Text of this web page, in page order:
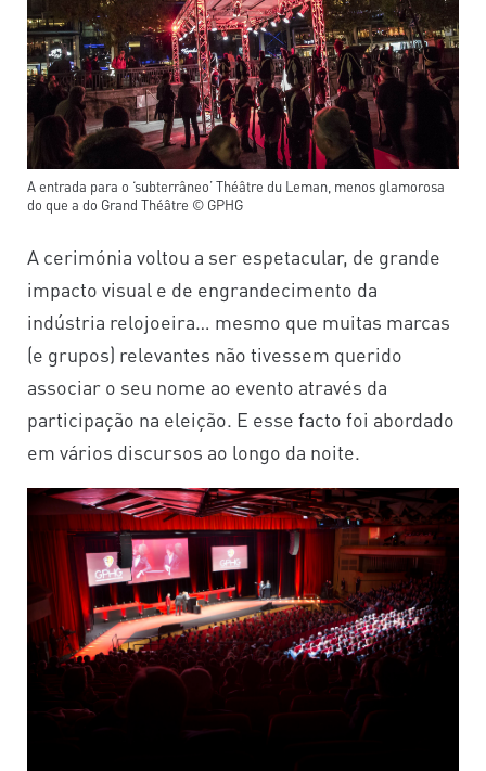
A entrada para o ‘subterrâneo’ Théâtre du Leman, menos glamorosa
do que a do Grand Théâtre © GPHG
A cerimónia voltou a ser espetacular, de grande
impacto visual e de engrandecimento da
indústria relojoeira… mesmo que muitas marcas
(e grupos) relevantes não tivessem querido
associar o seu nome ao evento através da
participação na eleição. E esse facto foi abordado
em vários discursos ao longo da noite.